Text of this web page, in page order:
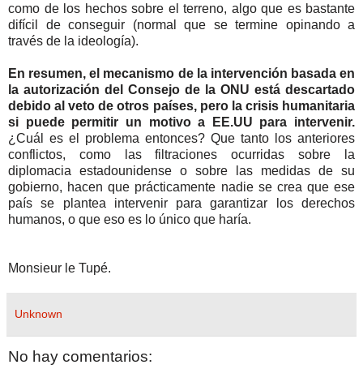
como de los hechos sobre el terreno, algo que es bastante
difícil de conseguir (normal que se termine opinando a
través de la ideología).
En resumen, el mecanismo de la intervención basada en
la autorización del Consejo de la ONU está descartado
debido al veto de otros países, pero la crisis humanitaria
si puede permitir un motivo a EE.UU para intervenir.
¿Cuál es el problema entonces? Que tanto los anteriores
conflictos, como las filtraciones ocurridas sobre la
diplomacia estadounidense o sobre las medidas de su
gobierno, hacen que prácticamente nadie se crea que ese
país se plantea intervenir para garantizar los derechos
humanos, o que eso es lo único que haría.
Monsieur le Tupé.
Unknown
No hay comentarios: